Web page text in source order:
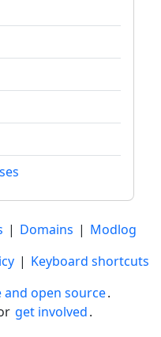
| Domains | Modlog
| Keyboard shortcuts
and open source.
get involved.